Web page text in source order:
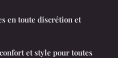
en toute discrétion et
et style pour toutes